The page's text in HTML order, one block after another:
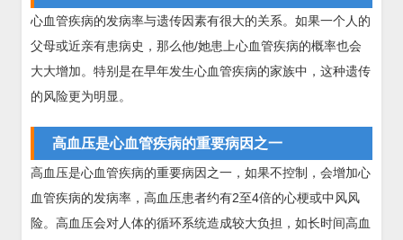
心血管疾病的发病率与遗传因素有很大的关系。如果一个人的
父母或近亲有患病史，那么他/她患上心血管疾病的概率也会
大大增加。特别是在早年发生心血管疾病的家族中，这种遗传
的风险更为明显。
高血压是心血管疾病的重要病因之一
高血压是心血管疾病的重要病因之一，如果不控制，会增加心
血管疾病的发病率，高血压患者约有2至4倍的心梗或中风风
险。高血压会对人体的循环系统造成较大负担，如长时间高血